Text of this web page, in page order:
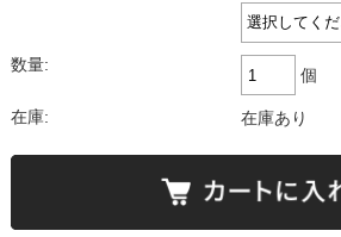
数量:
個
在庫: 在庫あり